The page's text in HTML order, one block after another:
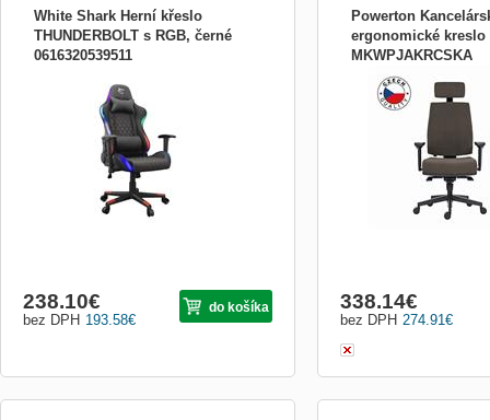
White Shark Herní křeslo
THUNDERBOLT s RGB, černé
0616320539511
herním potřebám. Tato židle udělá ze
začínajícího hráče obratného bláznivého
závodníka. Celokovový rám poskytuje
vysokou stabilitu a odolnost. Hustá
tvarovaná paměťová pěna pod pevným
potahem z eko kůže poskytuje poci...
193.58€
bez DPH
238.10€ do košíka
Powerton
ergonomické kreslo
MKWPJAKRCSKA
Ergonomické kreslo
navrhnuté tak, aby
prirodzenú pozíciu tela a
bolesť a únavu spojenú s
sedavým zamestnaním.
prednosťou je
274.91 €
bez DPH
338.14€